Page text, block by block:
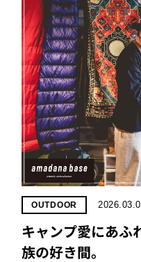
OUTDOOR
キャンプ愛にあふ
族の好き間。